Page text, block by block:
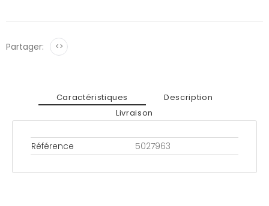
Partager: <>
Caractéristiques
Description
Livraison
Référence 5027963